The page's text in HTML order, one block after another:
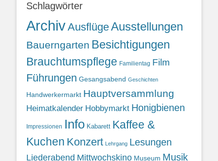
Schlagwörter
ArchivAusflügeAusstellungen
Bauerngarten Besichtigungen
Brauchtumspflege Familientag Film
Führungen Gesangsabend Geschichten
Handwerkermarkt Hauptversammlung
Heimatkalender Hobbymarkt Honigbienen
Impressionen Info Kabarett Kaffee &
Kuchen Konzert Lehrgang Lesungen
Liederabend Mittwochskino Museum Musik